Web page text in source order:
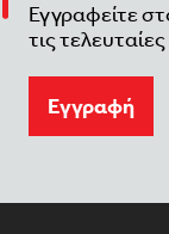
Εγγραφείτε
τις
Eγγραφή